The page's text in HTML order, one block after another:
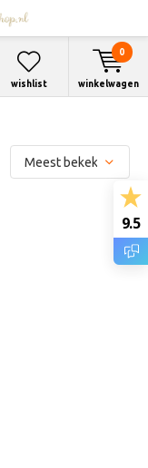
wishlist winkelwagen
0
9.5